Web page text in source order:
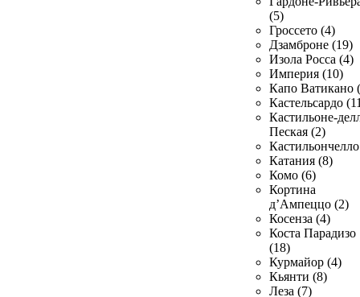
(5)
Гроссето (4)
Дзамброне (19)
Изола Росса (4)
Империя (10)
Капо Ватикано
Кастельсардо
Кастильоне-
Пеская (2)
Катания (8)
Комо (6)
Кортина
д’Ампеццо (2)
Косенза (4)
Коста Парадизо
(18)
Курмайор (4)
Кьянти (8)
Леза (7)